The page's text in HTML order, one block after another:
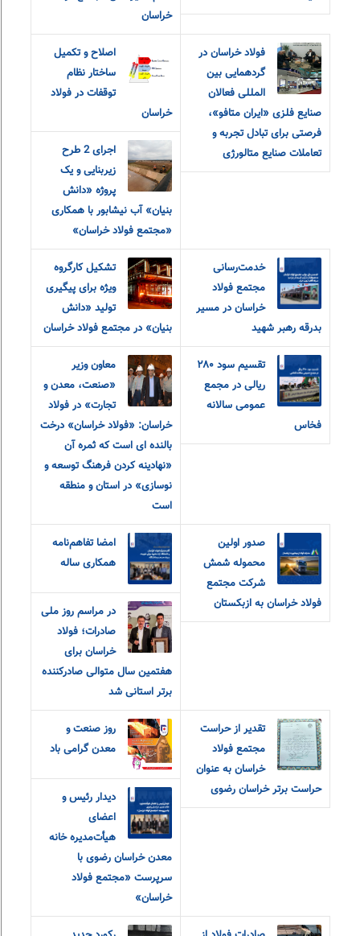
خراسان
فولاد خراسان در
گردهمایی بین
المللی فعالان
صنایع فلزی «ایران متافو»،
فرصتی برای تبادل تجربه و
تعاملات صنایع متالورژی
اصلاح و تکمیل
ساختار نظام
توقفات در فولاد
خراسان
اجرای 2 طرح
زیربنایی و یک
پروژه «دانش
بنیان» آب نیشابور با همکاری
«مجتمع فولاد خراسان»
خدمت‌رسانی
مجتمع فولاد
خراسان در مسیر
بدرقه رهبر شهید
تشکیل کارگروه
ویژه برای پیگیری
تولید «دانش
بنیان» در مجتمع فولاد خراسان
تقسیم سود ۲۸۰
ریالی در مجمع
عمومی سالانه
فخاس
معاون وزیر
«صنعت، معدن و
تجارت» در فولاد
خراسان: «فولاد خراسان» درخت
بالنده ای است که ثمره آن
«نهادینه کردن فرهنگ توسعه و
نوسازی» در استان و منطقه
است
صدور اولین
محموله شمش
شرکت مجتمع
فولاد خراسان به ازبکستان
امضا تفاهم‌نامه
همکاری ساله
در مراسم روز ملی
صادرات؛ فولاد
خراسان برای
هفتمین سال متوالی صادرکننده
برتر استانی شد
تقدیر از حراست
مجتمع فولاد
خراسان به عنوان
حراست برتر خراسان رضوی
روز صنعت و
معدن گرامی باد
دیدار رئیس و
اعضای
هیأت‌مدیره خانه
معدن خراسان رضوی با
سرپرست «مجتمع فولاد
خراسان»